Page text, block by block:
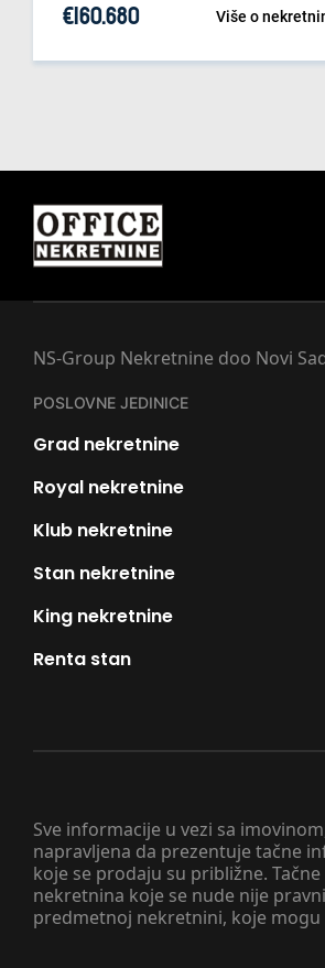
Više o
€160.680
Sve informacije u vezi sa
napravljena da prezentuje tačne
koje se prodaju su približne.
nekretnina koje se nude nije
predmetnoj nekretnini, koje mogu
NS-Group Nekretnine doo Novi
POSLOVNE JEDINICE
Grad nekretnine
Royal nekretnine
Klub nekretnine
Stan nekretnine
King nekretnine
Renta stan